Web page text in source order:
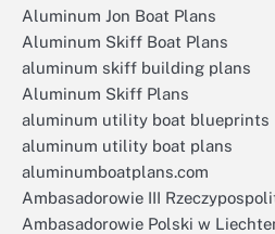
Aluminum Jon Boat Plans
Aluminum Skiff Boat Plans
aluminum skiff building plans
Aluminum Skiff Plans
aluminum utility boat blueprints
aluminum utility boat plans
aluminumboatplans.com
Ambasadorowie III
Ambasadorowie Polski w